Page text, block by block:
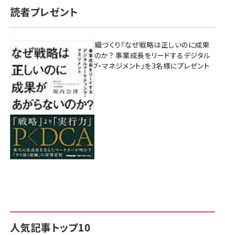
人気記事トップ10
読者プレゼント
成果を生む組織づくり『なぜ戦略は正しいのに成果
があがらないのか？ 事業成長をリードするデジタル
マーケティング・マネジメント』を3名様にプレゼント
8月7日 10:00